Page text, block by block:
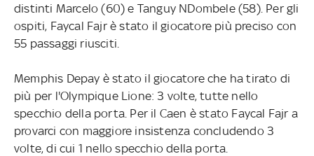
distinti Marcelo (60) e Tanguy NDombele (58). Per gli
ospiti, Faycal Fajr è stato il giocatore più preciso con
55 passaggi riusciti.
Memphis Depay è stato il giocatore che ha tirato di
più per l'Olympique Lione: 3 volte, tutte nello
specchio della porta. Per il Caen è stato Faycal Fajr a
provarci con maggiore insistenza concludendo 3
volte, di cui 1 nello specchio della porta.